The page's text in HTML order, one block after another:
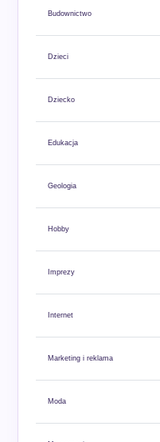
Budownictwo
Dzieci
Dziecko
Edukacja
Geologia
Hobby
Imprezy
Internet
Marketing i reklama
Moda